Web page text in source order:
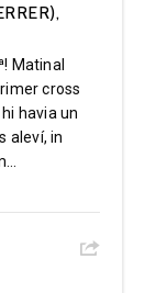
Matinal
cross
havia un
aleví, in